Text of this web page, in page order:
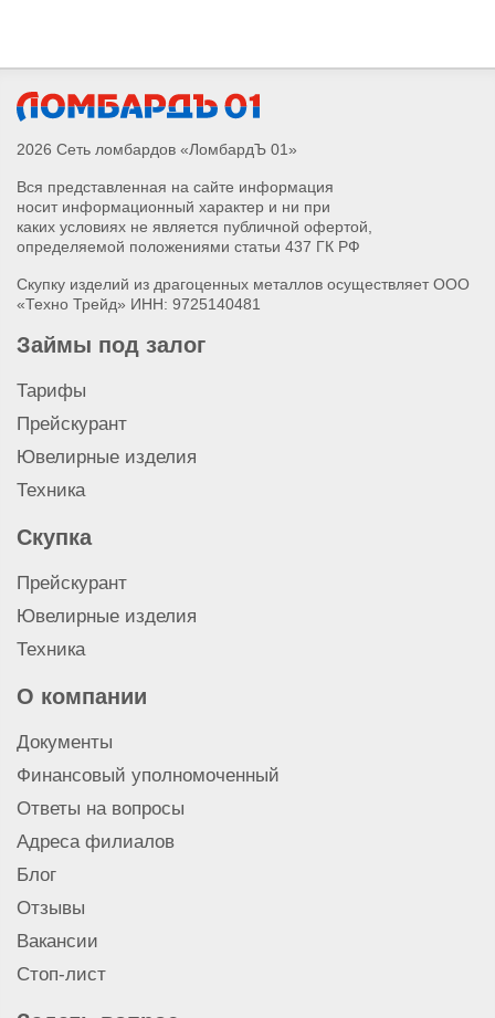
2026 Сеть ломбардов «ЛомбардЪ 01»
Вся представленная на сайте информация
носит информационный характер и ни при
каких условиях не является публичной офертой,
определяемой положениями статьи 437 ГК РФ
Скупку изделий из драгоценных металлов осуществляет ООО
«Техно Трейд» ИНН: 9725140481
Займы под залог
Тарифы
Прейскурант
Ювелирные изделия
Техника
Скупка
Прейскурант
Ювелирные изделия
Техника
О компании
Документы
Финансовый уполномоченный
Ответы на вопросы
Адреса филиалов
Блог
Отзывы
Вакансии
Стоп-лист